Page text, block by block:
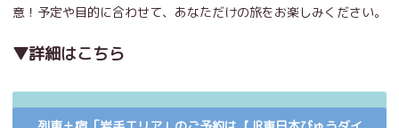
意！予定や目的に合わせて、あなただけの旅をお楽しみください。
▼詳細はこちら